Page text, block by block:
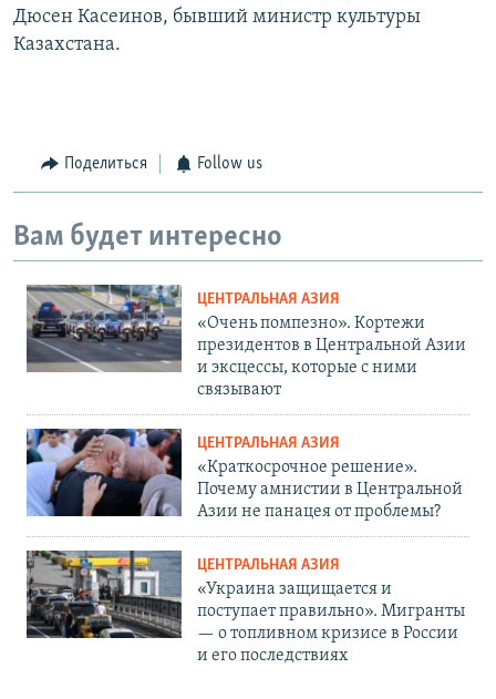
Дюсен Касеинов, бывший министр культуры
Казахстана.
Поделиться Follow us
Вам будет интересно
ЦЕНТРАЛЬНАЯ АЗИЯ
«Очень помпезно». Кортежи
президентов в Центральной Азии
и эксцессы, которые с ними
связывают
ЦЕНТРАЛЬНАЯ АЗИЯ
«Краткосрочное решение».
Почему амнистии в Центральной
Азии не панацея от проблемы?
ЦЕНТРАЛЬНАЯ АЗИЯ
«Украина защищается и
поступает правильно». Мигранты
— о топливном кризисе в России
и его последствиях